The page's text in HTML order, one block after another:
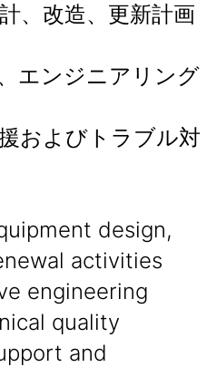
、改造、更新計画
エンジニアリング
およびトラブル対
design,
activities
engineering
quality
and